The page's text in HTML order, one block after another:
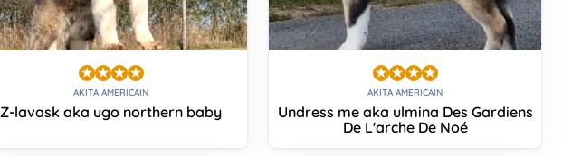
AKITA AMERICAIN
Z-lavask aka ugo northern baby
AKITA AMERICAIN
Undress me aka ulmina Des Gardiens
De L'arche De Noé